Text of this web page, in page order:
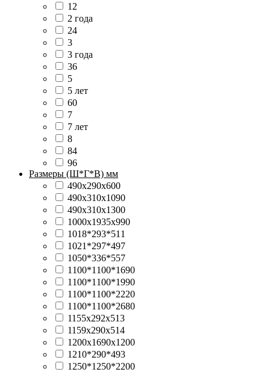
12
2 года
24
3
3 года
36
5
5 лет
60
7
7 лет
8
84
96
Размеры (Ш*Г*В) мм
490х290х600
490х310х1090
490х310х1300
1000х1935х990
1018*293*511
1021*297*497
1050*336*557
1100*1100*1690
1100*1100*1990
1100*1100*2220
1100*1100*2680
1155х292х513
1159х290х514
1200х1690х1200
1210*290*493
1250*1250*2200